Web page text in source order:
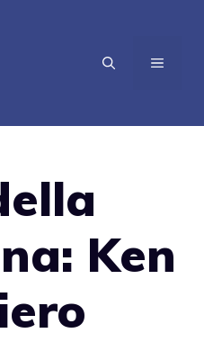
MENU
Ken